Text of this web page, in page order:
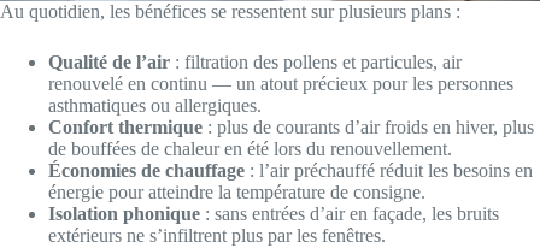
Au quotidien, les bénéfices se ressentent sur plusieurs plans :
Qualité de l’air : filtration des pollens et particules, air
renouvelé en continu — un atout précieux pour les personnes
asthmatiques ou allergiques.
Confort thermique : plus de courants d’air froids en hiver, plus
de bouffées de chaleur en été lors du renouvellement.
Économies de chauffage : l’air préchauffé réduit les besoins en
énergie pour atteindre la température de consigne.
Isolation phonique : sans entrées d’air en façade, les bruits
extérieurs ne s’infiltrent plus par les fenêtres.